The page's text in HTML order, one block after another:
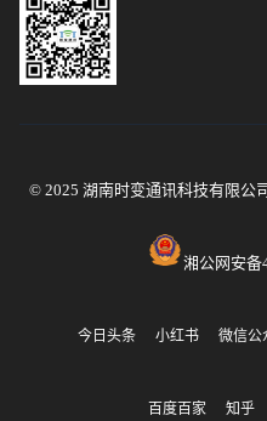
© 2025 湖南时变通讯科技有限公
湘公网安备
今日头条 小红书 微信公
百度百家 知乎